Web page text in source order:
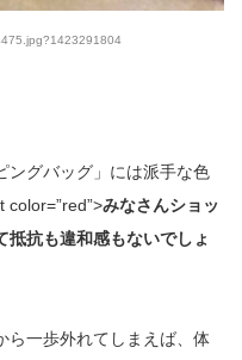
ングバッグ」には派手な色
color=”red”>みなさんショッ
抵抗も違和感もないでしょ
ら一歩外れてしまえば、体